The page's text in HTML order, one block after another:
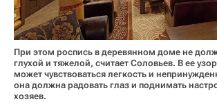
При этом роспись в деревянном доме не
глухой и тяжелой, считает Соловьев. В ее
может чувствоваться легкость и
она должна радовать глаз и поднимать
хозяев.